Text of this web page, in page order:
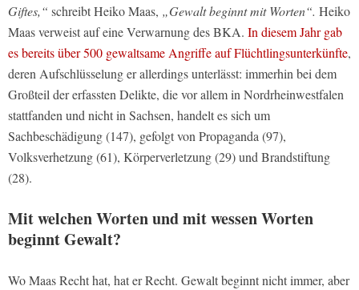
Giftes,“ schreibt Heiko Maas, „Gewalt beginnt mit Worten“. Heiko
Maas verweist auf eine Verwarnung des BKA. In diesem Jahr gab
es bereits über 500 gewaltsame Angriffe auf Flüchtlingsunterkünfte,
deren Aufschlüsselung er allerdings unterlässt: immerhin bei dem
Großteil der erfassten Delikte, die vor allem in Nordrheinwestfalen
stattfanden und nicht in Sachsen, handelt es sich um
Sachbeschädigung (147), gefolgt von Propaganda (97),
Volksverhetzung (61), Körperverletzung (29) und Brandstiftung
(28).
Mit welchen Worten und mit wessen Worten
beginnt Gewalt?
Wo Maas Recht hat, hat er Recht. Gewalt beginnt nicht immer, aber